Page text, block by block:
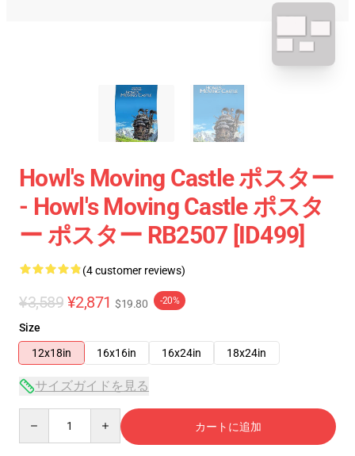
Howl's Moving Castle ポスター
- Howl's Moving Castle ポスタ
ー ポスター RB2507 [ID499]
(4 customer reviews)
¥3,589 ¥2,871 $19.80 -20%
Size
12x18in
16x16in 16x24in 18x24in
サイズガイドを見る
カートに追加